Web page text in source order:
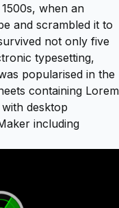
when an
and scrambled it to
not only five
typesetting,
popularised in the
containing Lorem
desktop
including